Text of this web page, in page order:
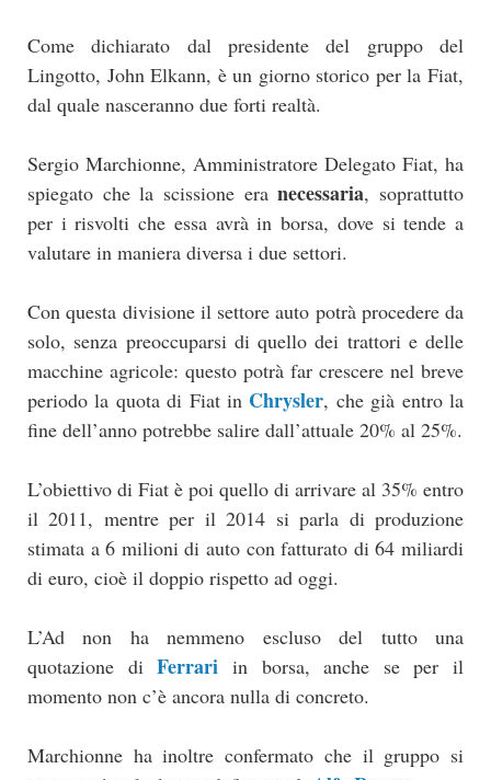
Come dichiarato dal presidente del gruppo del
Lingotto, John Elkann, è un giorno storico per la Fiat,
dal quale nasceranno due forti realtà.
Sergio Marchionne, Amministratore Delegato Fiat, ha
spiegato che la scissione eranecessaria, soprattutto
per i risvolti che essa avrà in borsa, dove si tende a
valutare in maniera diversa i due settori.
Con questa divisione il settore auto potrà procedere da
solo, senza preoccuparsi di quello dei trattori e delle
macchine agricole: questo potrà far crescere nel breve
periodo la quota di Fiat in Chrysler, che già entro la
fine dell’anno potrebbe salire dall’attuale 20% al 25%.
L’obiettivo di Fiat è poi quello di arrivare al 35% entro
il 2011, mentre per il 2014 si parla di produzione
stimata a 6 milioni di auto con fatturato di 64 miliardi
di euro, cioè il doppio rispetto ad oggi.
L’Ad non ha nemmeno escluso del tutto una
quotazione diFerrari in borsa, anche se per il
momento non c’è ancora nulla di concreto.
Marchionne ha inoltre confermato che il gruppo si